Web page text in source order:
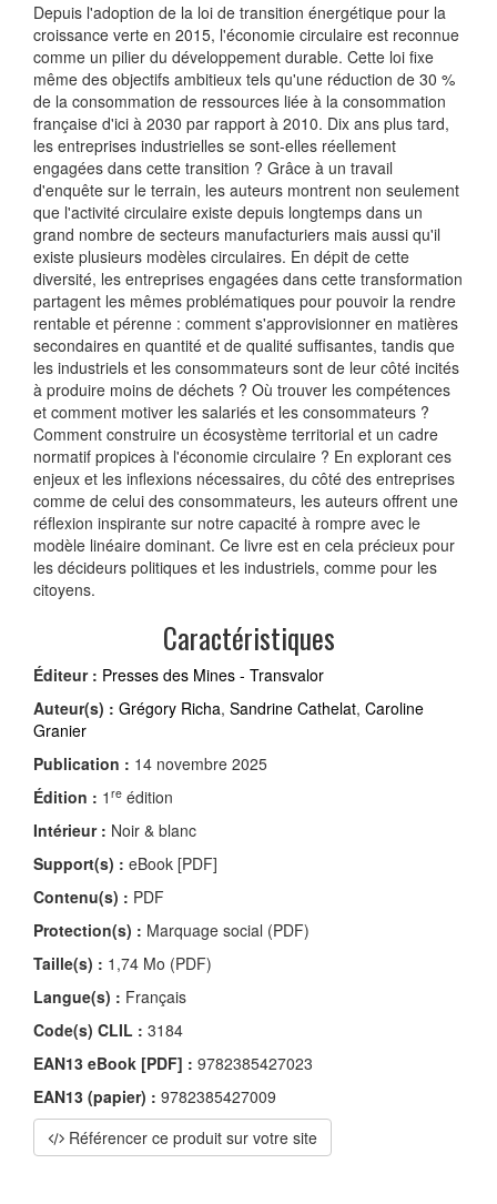
Depuis l'adoption de la loi de transition énergétique pour la
croissance verte en 2015, l'économie circulaire est reconnue
comme un pilier du développement durable. Cette loi fixe
même des objectifs ambitieux tels qu'une réduction de 30 %
de la consommation de ressources liée à la consommation
française d'ici à 2030 par rapport à 2010. Dix ans plus tard,
les entreprises industrielles se sont-elles réellement
engagées dans cette transition ? Grâce à un travail
d'enquête sur le terrain, les auteurs montrent non seulement
que l'activité circulaire existe depuis longtemps dans un
grand nombre de secteurs manufacturiers mais aussi qu'il
existe plusieurs modèles circulaires. En dépit de cette
diversité, les entreprises engagées dans cette transformation
partagent les mêmes problématiques pour pouvoir la rendre
rentable et pérenne : comment s'approvisionner en matières
secondaires en quantité et de qualité suffisantes, tandis que
les industriels et les consommateurs sont de leur côté incités
à produire moins de déchets ? Où trouver les compétences
et comment motiver les salariés et les consommateurs ?
Comment construire un écosystème territorial et un cadre
normatif propices à l'économie circulaire ? En explorant ces
enjeux et les inflexions nécessaires, du côté des entreprises
comme de celui des consommateurs, les auteurs offrent une
réflexion inspirante sur notre capacité à rompre avec le
modèle linéaire dominant. Ce livre est en cela précieux pour
les décideurs politiques et les industriels, comme pour les
citoyens.
Caractéristiques
Éditeur : Presses des Mines - Transvalor
Auteur(s) : Grégory Richa, Sandrine Cathelat, Caroline
Granier
Publication : 14 novembre 2025
Édition : 1 re édition
Intérieur : Noir & blanc
Support(s) : eBook [PDF]
Contenu(s) : PDF
Protection(s) : Marquage social (PDF)
Taille(s) : 1,74 Mo (PDF)
Langue(s) : Français
Code(s) CLIL : 3184
EAN13 eBook [PDF] : 9782385427023
EAN13 (papier) : 9782385427009
Référencer ce produit sur votre site